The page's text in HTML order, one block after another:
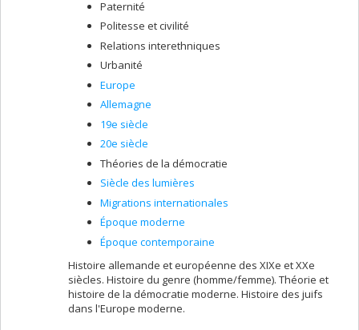
Paternité
Politesse et civilité
Relations interethniques
Urbanité
Europe
Allemagne
19e siècle
20e siècle
Théories de la démocratie
Siècle des lumières
Migrations internationales
Époque moderne
Époque contemporaine
Histoire allemande et européenne des XIXe et XXe
siècles. Histoire du genre (homme/femme). Théorie et
histoire de la démocratie moderne. Histoire des juifs
dans l'Europe moderne.